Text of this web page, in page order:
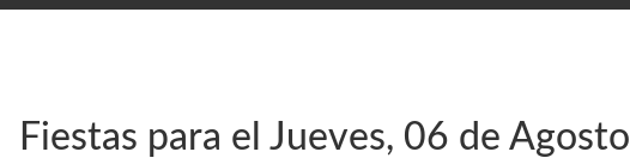
Fiestas para el Jueves, 06 de Agosto